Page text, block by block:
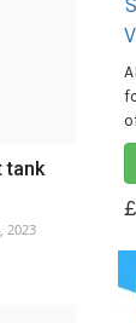
tank
2023